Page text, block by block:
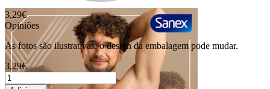
3,29€
Opiniões
As fotos são ilustrativas, o design da embalagem pode mudar.
3,29€